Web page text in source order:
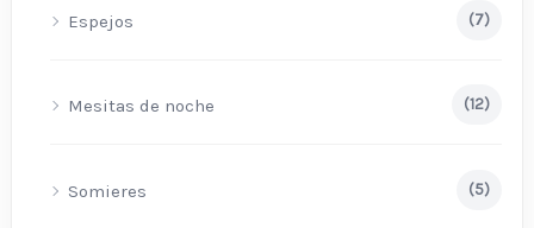
Espejos (7)
Mesitas de noche (12)
Somieres (5)